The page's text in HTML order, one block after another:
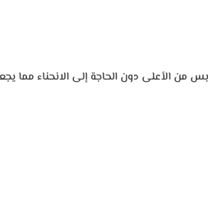
من الأعلى دون الحاجة إلى الانحناء